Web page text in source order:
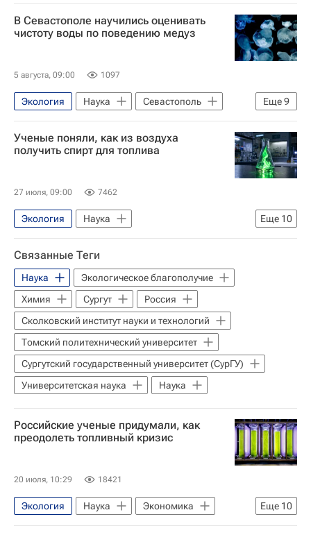
В Севастополе научились оценивать
чистоту воды по поведению медуз
5 августа, 09:00 1097
Еще9
Экология Наука
Севастополь
Черное море
Российская академия наук
РНФ
медузы
Море
Экологическое благополучие
Ученые поняли, как из воздуха
получить спирт для топлива
27 июля, 09:00 7462
Еще 10
Экология
Наука
Ульяновский государственный университет
Российский научный фонд
Университетская наука
Топливо
Воздух
Энергетика
Национальный исследовательский университет «МИЭТ»
Россия
Белоруссия
Связанные Теги
Наука
Экологическое благополучие
Химия
Сургут
Россия
Сколковский институт науки и технологий
Томский политехнический университет
Сургутский государственный университет (СурГУ)
Университетская наука
Наука
Российские ученые придумали, как
преодолеть топливный кризис
20 июля, 10:29 18421
Еще 10
Экология Наука
Экономика
Балтийский федеральный университет